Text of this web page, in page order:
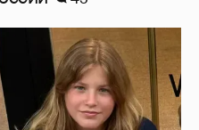
Бондарчук
матерью и братьями